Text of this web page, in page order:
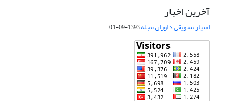
آخرین اخبار
امتیاز تشویقی داوران مجله1393-09-01